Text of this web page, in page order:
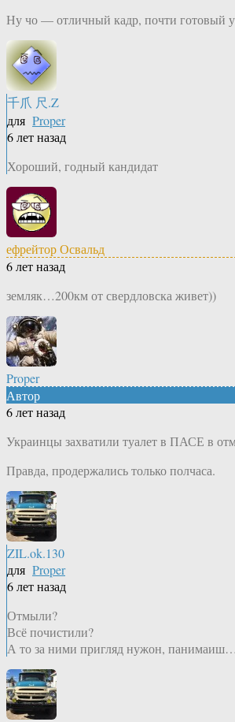
Ну чо — отличный кадр, почти готовый
千爪 尺.Z
для Proper
6 лет назад
Хороший, годный кандидат
ефрейтор Освальд
6 лет назад
земляк…200км от свердловска живет))
Proper
Автор
6 лет назад
Украинцы захватили туалет в ПАСЕ в
Правда, продержались только полчаса.
ZIL.ok.130
для Proper
6 лет назад
Отмыли?
Всё почистили?
А то за ними пригляд нужон, панимаиш…